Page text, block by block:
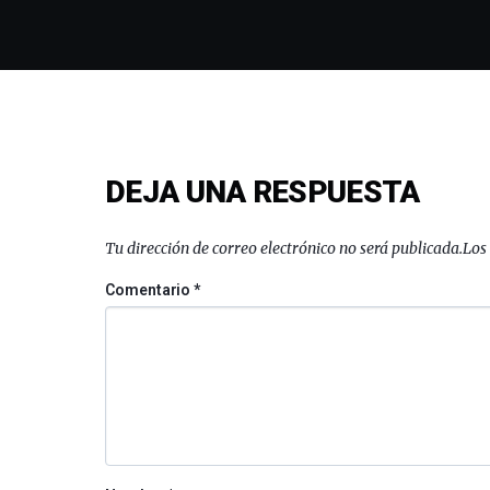
DEJA UNA RESPUESTA
Tu dirección de correo electrónico no será publicada.
Comentario*